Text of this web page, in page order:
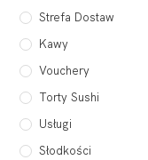
Strefa Dostaw
Kawy
Vouchery
Torty Sushi
Usługi
Słodkości